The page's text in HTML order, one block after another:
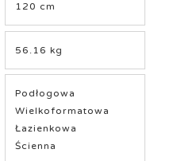
120 cm
56.16 kg
Podłogowa
Wielkoformatowa
Łazienkowa
Ścienna